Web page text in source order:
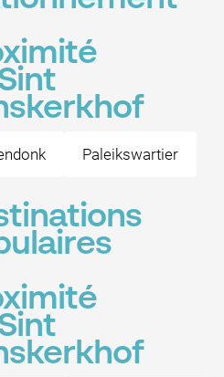
Paleikswartier